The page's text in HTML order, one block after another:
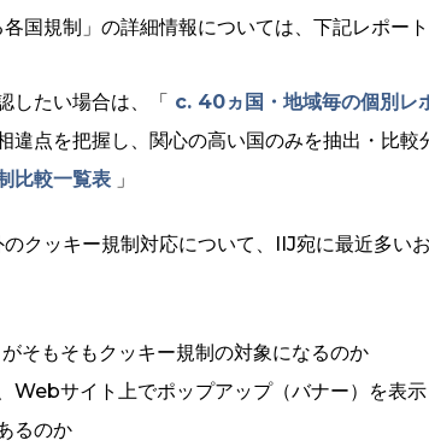
各国規制」の詳細情報については、下記レポー
したい場合は、「 c. 40ヵ国・地域毎の個別レ
違点を把握し、関心の高い国のみを抽出・比較
比較一覧表 」
クッキー規制対応について、IIJ宛に最近多い
そもそもクッキー規制の対象になるのか
Webサイト上でポップアップ（バナー）を表
るのか